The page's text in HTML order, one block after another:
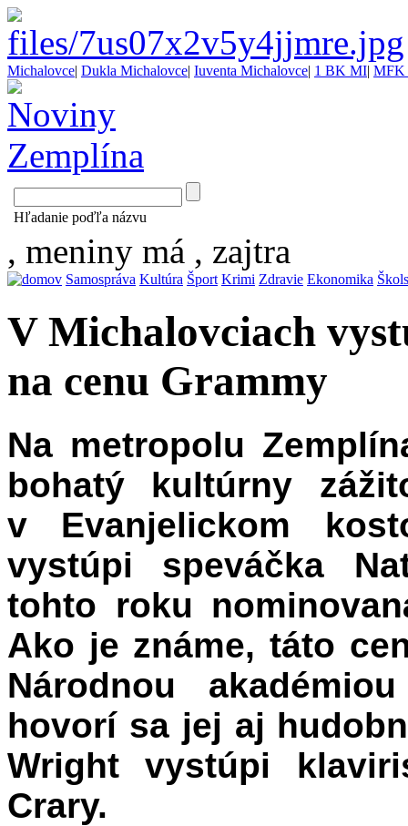
Michalovce| Dukla Michalovce| Iuventa Michalovce| 1 BK MI| MFK
Hľadanie poďľa názvu
, meniny má , zajtra
Samospráva Kultúra Šport Krimi Zdravie Ekonomika
V Michalovciach
na cenu Grammy
Na metropolu
bohatý kultúrny
v Evanjelickom
vystúpi speváčka
tohto roku
Ako je známe, táto
Národnou
hovorí sa jej aj
Wrightvystúpi
Crary.